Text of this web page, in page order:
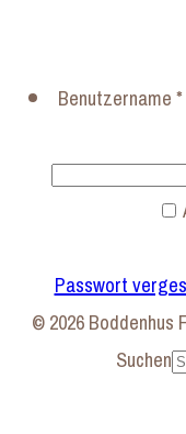
Benutzername*
Passwort
© 2026 Boddenhus
Suchen